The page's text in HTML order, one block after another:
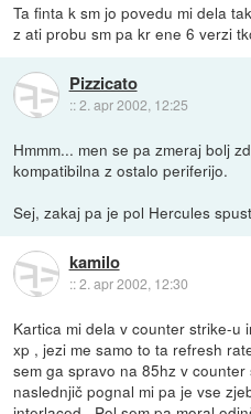
Ta finta k sm jo povedu mi dela
z ati probu sm pa kr ene 6 verzi
Pizzicato
::2. apr 2002, 12:25
Hmmm... men se pa zmeraj bolj
kompatibilna z ostalo periferijo.
Sej, zakaj pa je pol Hercules
kamilo
::2. apr 2002, 12:30
Kartica mi dela v counter strike-u
xp , jezi me samo to ta refresh
sem ga spravo na 85hz v
naslednjič pognal mi pa je vse